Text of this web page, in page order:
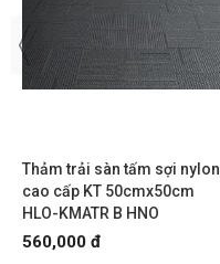
Thảm trải sàn tấm sợi nylon
cao cấp KT 50cmx50cm
HLO-KMATR B HNO
560,000 đ